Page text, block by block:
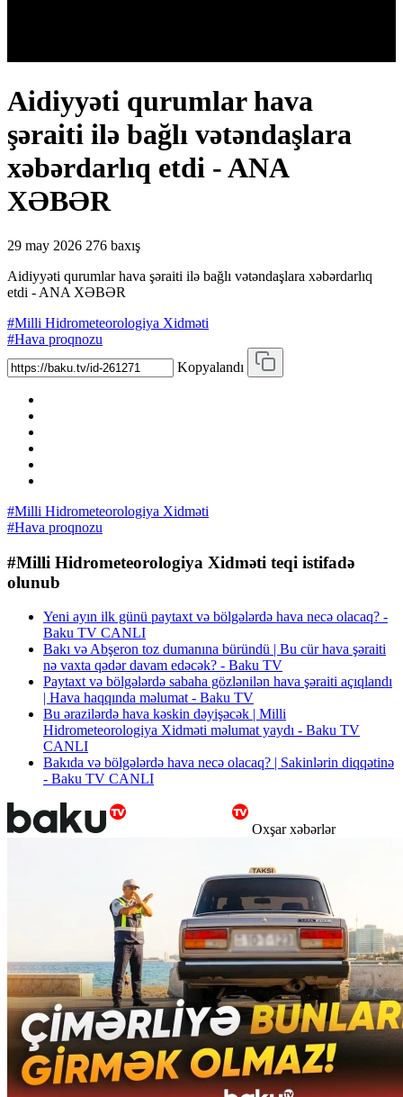
Aidiyyəti qurumlar hava
şəraiti ilə bağlı vətəndaşlara
xəbərdarlıq etdi - ANA
XƏBƏR
29 may 2026 276 baxış
Aidiyyəti qurumlar hava şəraiti ilə bağlı vətəndaşlara xəbərdarlıq
etdi - ANA XƏBƏR
#Milli Hidrometeorologiya Xidməti
#Hava proqnozu
Kopyalandı
#Milli Hidrometeorologiya Xidməti
#Hava proqnozu
#Milli Hidrometeorologiya Xidməti teqi istifadə
olunub
Yeni ayın ilk günü paytaxt və bölgələrdə hava necə olacaq? -
Baku TV CANLI
Bakı və Abşeron toz dumanına büründü | Bu cür hava şəraiti
nə vaxta qədər davam edəcək? - Baku TV
Paytaxt və bölgələrdə sabaha gözlənilən hava şəraiti açıqlandı
| Hava haqqında məlumat - Baku TV
Bu ərazilərdə hava kəskin dəyişəcək | Milli
Hidrometeorologiya Xidməti məlumat yaydı - Baku TV
CANLI
Bakıda və bölgələrdə hava necə olacaq? | Sakinlərin diqqətinə
- Baku TV CANLI
Oxşar xəbərlər